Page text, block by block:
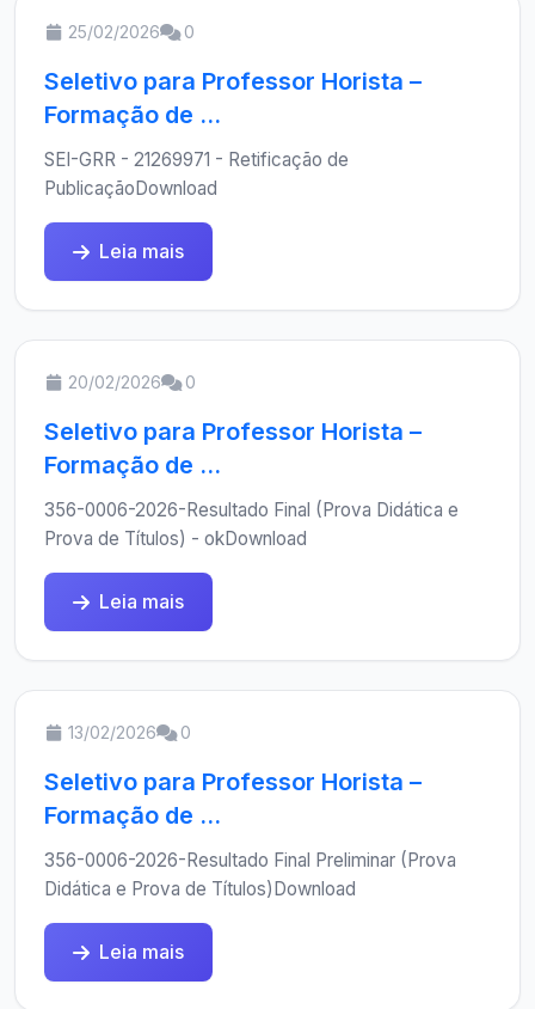
25/02/2026 0
Seletivo para Professor Horista –
Formação de ...
SEI-GRR - 21269971 - Retificação de
PublicaçãoDownload
Leia mais
20/02/2026 0
Seletivo para Professor Horista –
Formação de ...
356-0006-2026-Resultado Final (Prova Didática e
Prova de Títulos) - okDownload
Leia mais
13/02/2026 0
Seletivo para Professor Horista –
Formação de ...
356-0006-2026-Resultado Final Preliminar (Prova
Didática e Prova de Títulos)Download
Leia mais